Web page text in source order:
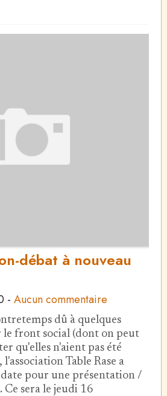
débat à nouveau
- Aucun commentaire
dû à quelques
front social (dont on peut
qu'elles n'aient pas été
Table Rase a
pour une présentation /
Ce sera le jeudi 16